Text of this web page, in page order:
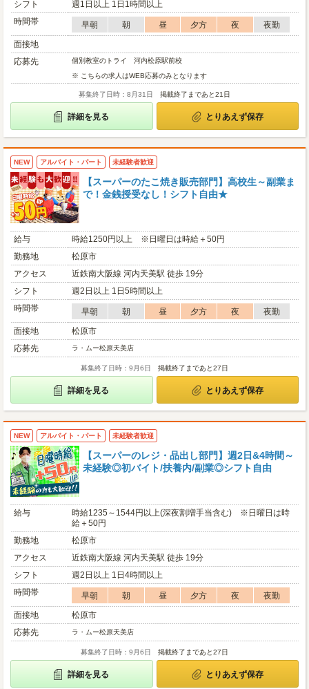
シフト
週1日以上 1日1時間以上
時間帯
早朝 朝 昼 夕方 夜
夜勤
面接地
応募先
個別教室のトライ 河内松原駅前校
※ こちらの求人はWEB応募のみとなります
募集終了日時：8月31日 掲載終了まであと21日
詳細を見る とりあえず保存
NEW アルバイト・パート 未経験者歓迎
【スーパーのたこ焼き販売部門】高校生～副業ま
で！金銭授受なし！シフト自由★
給与
時給1250円以上 ※日曜日は時給＋50円
勤務地
松原市
アクセス
近鉄南大阪線 河内天美駅 徒歩 19分
シフト
週2日以上 1日5時間以上
時間帯
早朝 朝 昼 夕方 夜
夜勤
面接地
松原市
応募先
ラ・ムー松原天美店
募集終了日時：9月6日 掲載終了まであと27日
詳細を見る とりあえず保存
NEW アルバイト・パート 未経験者歓迎
【スーパーのレジ・品出し部門】週2日&4時間～
未経験◎初バイト/扶養内/副業◎シフト自由
給与
時給1235～1544円以上(深夜割増手当含む) ※日曜日は時
給＋50円
勤務地
松原市
アクセス
近鉄南大阪線 河内天美駅 徒歩 19分
シフト
週2日以上 1日4時間以上
時間帯
早朝 朝 昼 夕方 夜
夜勤
面接地
松原市
応募先
ラ・ムー松原天美店
募集終了日時：9月6日 掲載終了まであと27日
詳細を見る とりあえず保存